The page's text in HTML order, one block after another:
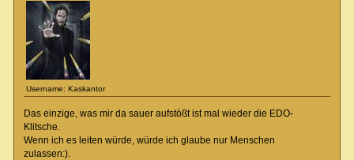
Username: Kaskantor
Das einzige, was mir da sauer aufstößt ist mal wieder die EDO-
Klitsche.
Wenn ich es leiten würde, würde ich glaube nur Menschen
zulassen:).